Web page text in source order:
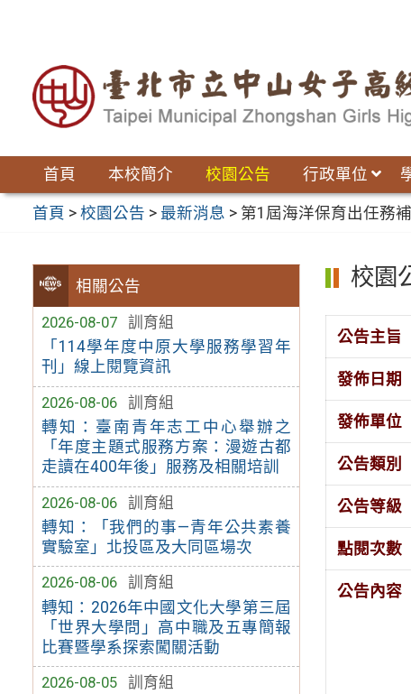
首頁 本校簡介 校園公告 行政單位
首頁 >校園公告 > 最新消息 > 第1屆海洋保育出任務
相關公告
2026-08-07
訓育組
「114學年度中原大學服務學習年
刊」線上閱覽資訊
2026-08-06
訓育組
轉知：臺南青年志工中心舉辦之
「年度主題式服務方案：漫遊古都
走讀在400年後」服務及相關培訓
2026-08-06
訓育組
轉知：「我們的事—青年公共素養
實驗室」北投區及大同區場次
2026-08-06
訓育組
轉知：2026年中國文化大學第三屆
「世界大學問」高中職及五專簡報
比賽暨學系探索闖關活動
2026-08-05
訓育組
校園
公告主旨
發佈日期
發佈單位
公告類別
公告等級
點閱次數
公告內容